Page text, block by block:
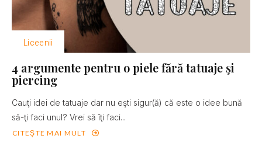
Liceenii
4 argumente pentru o piele fără tatuaje şi
piercing
Cauţi idei de tatuaje dar nu eşti sigur(ă) că este o idee bună
să-ţi faci unul? Vrei să îţi faci...
CITEȘTE MAI MULT